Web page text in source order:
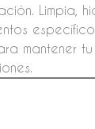
Limpia,
mantener